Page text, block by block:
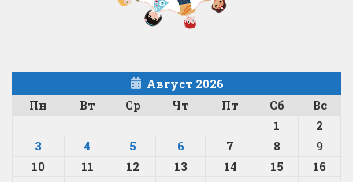
Август 2026
Пн
Вт Ср Чт Пт Сб Вс
1
2
3
4 5 6 7 8
9
10
11 12 13 14 15
16